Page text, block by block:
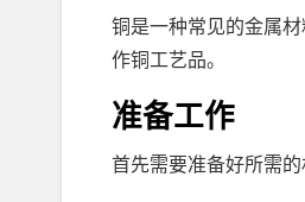
铜是一种常见的金属
作铜工艺品。
准备工作
首先需要准备好所需的